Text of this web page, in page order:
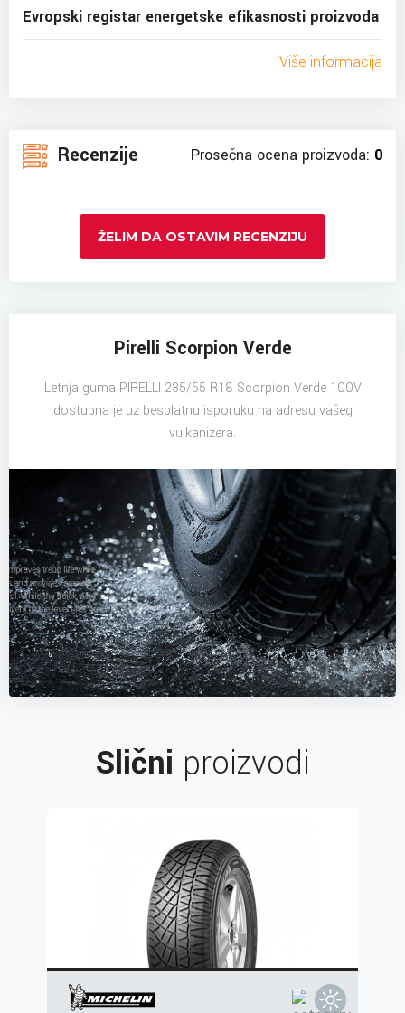
Evropski registar energetske efikasnosti proizvoda
Više informacija
Recenzije Prosečna ocena proizvoda: 0
ŽELIM DA OSTAVIM RECENZIJU
Pirelli Scorpion Verde
Letnja guma PIRELLI 235/55 R18 Scorpion Verde 100V
dostupna je uz besplatnu isporuku na adresu vašeg
vulkanizera.
Slični proizvodi